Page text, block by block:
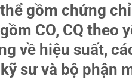
gồm chứng
CO, CQ theo
về hiệu suất,
sư và bộ phận